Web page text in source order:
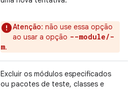
Atenção: não use essa opção
ao usar a opção --module/-
m.
Excluir os módulos especificados
ou pacotes de teste, classes e